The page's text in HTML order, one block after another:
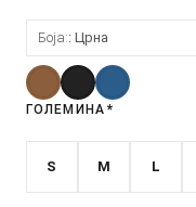
Боја: Црна
ГОЛЕМИНА *
S M L